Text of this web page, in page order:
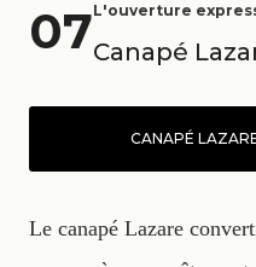
07L'ouverture
Canapé
CANAPÉ
Le canapé Lazare